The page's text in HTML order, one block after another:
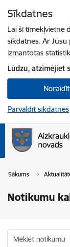
Sīkdatnes
Lai šī tīmekļvietne
sīkdatnes. Ar
izmantotas
Lūdzu, atzīmējiet
Noraidīt
Pārvaldīt sīkdatnes
Sākums
Notikumu
Meklēt notikumu